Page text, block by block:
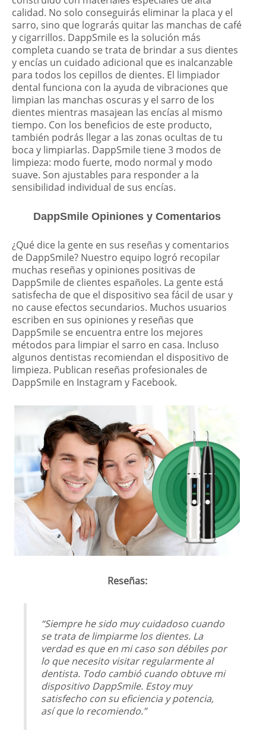
calidad. No solo conseguirás eliminar la placa y el
sarro, sino que lograrás quitar las manchas de café
y cigarrillos. DappSmile es la solución más
completa cuando se trata de brindar a sus dientes
y encías un cuidado adicional que es inalcanzable
para todos los cepillos de dientes. El limpiador
dental funciona con la ayuda de vibraciones que
limpian las manchas oscuras y el sarro de los
dientes mientras masajean las encías al mismo
tiempo. Con los beneficios de este producto,
también podrás llegar a las zonas ocultas de tu
boca y limpiarlas. DappSmile tiene 3 modos de
limpieza: modo fuerte, modo normal y modo
suave. Son ajustables para responder a la
sensibilidad individual de sus encías.
DappSmile Opiniones y Comentarios
¿Qué dice la gente en sus reseñas y comentarios
de DappSmile? Nuestro equipo logró recopilar
muchas reseñas y opiniones positivas de
DappSmile de clientes españoles. La gente está
satisfecha de que el dispositivo sea fácil de usar y
no cause efectos secundarios. Muchos usuarios
escriben en sus opiniones y reseñas que
DappSmile se encuentra entre los mejores
métodos para limpiar el sarro en casa. Incluso
algunos dentistas recomiendan el dispositivo de
limpieza. Publican reseñas profesionales de
DappSmile en Instagram y Facebook.
Reseñas:
“Siempre he sido muy cuidadoso cuando
se trata de limpiarme los dientes. La
verdad es que en mi caso son débiles por
lo que necesito visitar regularmente al
dentista. Todo cambió cuando obtuve mi
dispositivo DappSmile. Estoy muy
satisfecho con su eficiencia y potencia,
así que lo recomiendo.”